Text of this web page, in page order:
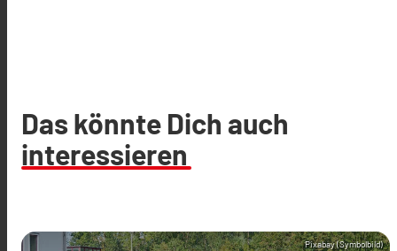
Das könnte Dich auch
interessieren
Pixabay (Symbolbild)